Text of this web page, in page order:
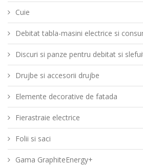
Cuie
Debitat tabla-masini electrice si
Discuri si panze pentru debitat si
Drujbe si accesorii drujbe
Elemente decorative de fatada
Fierastraie electrice
Folii si saci
Gama GraphiteEnergy+